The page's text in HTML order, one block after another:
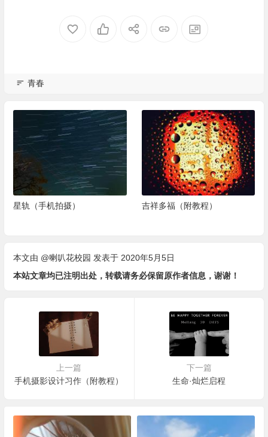
青春
星轨（手机拍摄） 吉祥多福（附教程）
本文由 @喇叭花校园 发表于 2020年5月5日
本站文章均已注明出处，转载请务必保留原作者信息，谢谢！
上一篇
手机摄影设计习作（附教程）
下一篇
生命·灿烂启程